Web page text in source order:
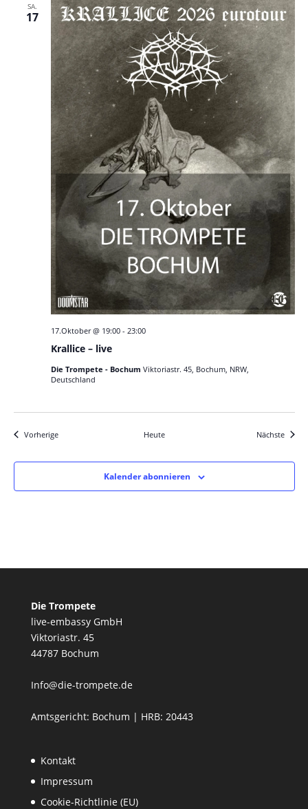
SA.
17
Krallice – live
17.Oktober @ 19:00- 23:00
Die Trompete - Bochum Viktoriastr. 45, Bochum, NRW,
Deutschland
VorherigeVeranstaltungen Heute Nächste
Kalender abonnieren
Die Trompete
live-embassy GmbH
Viktoriastr. 45
44787 Bochum
Info@die-trompete.de
Amtsgericht: Bochum | HRB: 20443
Kontakt
Impressum
Cookie-Richtlinie (EU)